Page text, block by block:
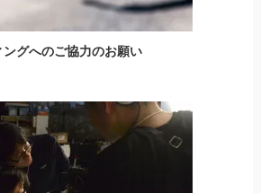
グへのご協力のお願い